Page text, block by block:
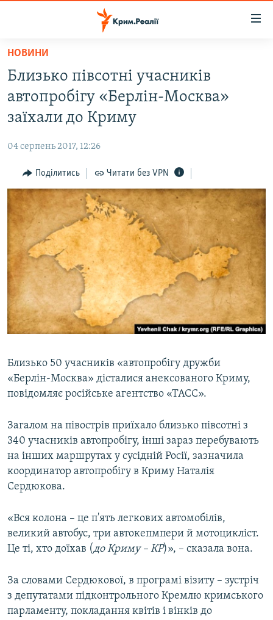
Перейти
основного
матеріалу
Перейти
до
основної
навігації
Перейти
до
пошуку
ВІДЕО ТА ФОТО
БЛОГИ
ПОГЛЯД
ІНТЕРВ'Ю
ВСЕ ЗА ДЕНЬ
СПЕЦПРОЕКТИ
ДЕПОРТАЦІЯ
ВІДЕОУРОКИ «ELIFBE»
СВІДЧЕННЯ ОКУПАЦІЇ
УКРАЇНСЬКА ПРОБЛЕМА КРИМУ
ЯК ОБІЙТИ БЛОКУВАННЯ
Русский
Qırımtatar
НОВИНИ
Близько півсотні учасників
автопробігу «Берлін-Москва»
заїхали до Криму
04 серпень 2017, 12:26
Поділитись Читати без VPN
Близько 50 учасників «автопробігу дружби
«Берлін-Москва» дісталися анексованого Криму,
повідомляє російське агентство «ТАСС».
Загалом на півострів приїхало близько півсотні з
340 учасників автопробігу, інші зараз перебувають
на інших маршрутах у сусідній Росії, зазначила
координатор автопробігу в Криму Наталія
Сердюкова.
«Вся колона – це п'ять легкових автомобілів,
великий автобус, три автокепмпери й мотоцикліст.
Це ті, хто доїхав (до Криму – КР)», – сказала вона.
За словами Сердюкової, в програмі візиту – зустріч
з депутатами підконтрольного Кремлю кримського
парламенту, покладання квітів і вінків до